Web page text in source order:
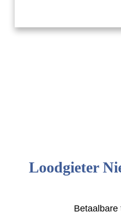
Loodgieter
Betaalbare